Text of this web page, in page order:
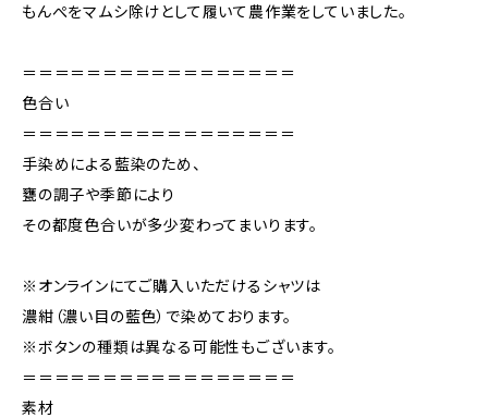
もんぺをマムシ除けとして履いて農作業をしていました。
＝＝＝＝＝＝＝＝＝＝＝＝＝＝＝＝＝
色合い
＝＝＝＝＝＝＝＝＝＝＝＝＝＝＝＝＝
手染めによる藍染のため、
甕の調子や季節により
その都度色合いが多少変わってまいります。
※オンラインにてご購入いただけるシャツは
濃紺（濃い目の藍色）で染めております。
※ボタンの種類は異なる可能性もございます。
＝＝＝＝＝＝＝＝＝＝＝＝＝＝＝＝＝
素材